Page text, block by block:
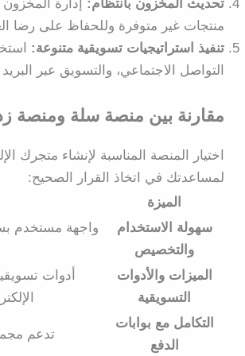
تحديث المخزون بانتظام:
إدارة
منتجات غير متوفرة وللحفاظ على رضا
تنفيذ استراتيجيات تسويقية متنوعة:
التواصل الاجتماعي، والتسويق عبر
مقارنة بين منصة سلة ومنصة
اختيار المنصة المناسبة لإنشاء
لمساعدتك في اتخاذ القرار الصحيح:
الميزة
سهولة الاستخدام
والتخصيص
واجهة مستخدم
الميزات والأدوات
التسويقية
التكامل مع بوابات
الدفع
تدعم